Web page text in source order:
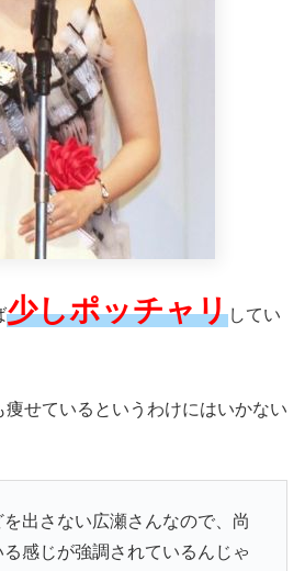
少しポッチャリしてい
せているというわけにはいかない
出さない広瀬さんなので、尚
感じが強調されているんじゃ